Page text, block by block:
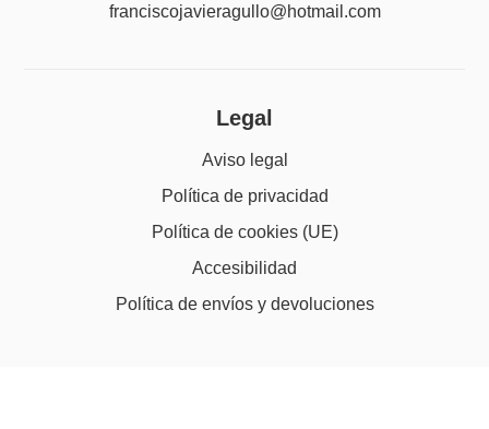
franciscojavieragullo@hotmail.com
Legal
Aviso legal
Política de privacidad
Política de cookies (UE)
Accesibilidad
Política de envíos y devoluciones